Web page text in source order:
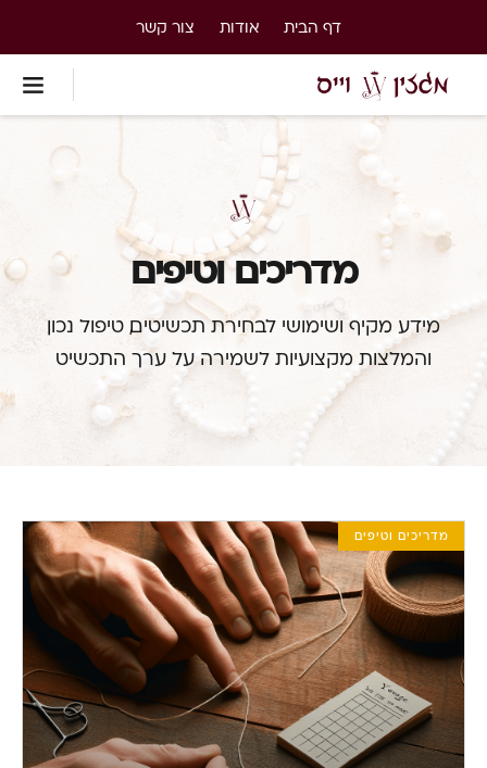
דף הבית אודות צור קשר
מדריכים וטיפים
מידע מקיף ושימושי לבחירת תכשיטים, טיפול נכון
והמלצות מקצועיות לשמירה על ערך התכשיט
מדריכים וטיפים